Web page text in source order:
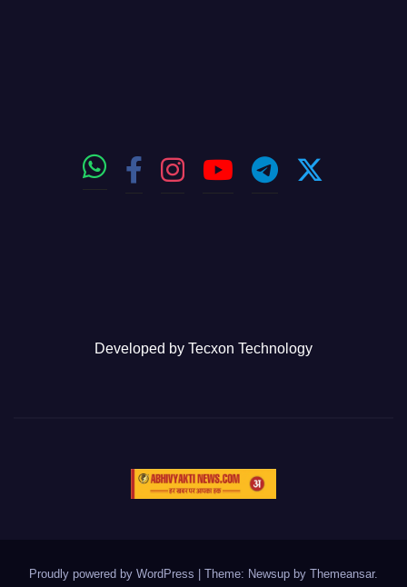
Developed by Tecxon Technology
Proudly powered by WordPress Theme: Newsup by Themeansar.